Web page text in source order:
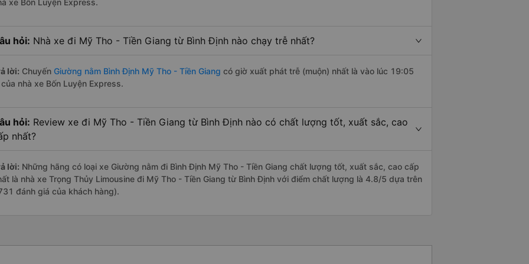
xe Bốn Luyện Express.
hỏi: Nhà xe đi Mỹ Tho - Tiền Giang từ Bình Định nào chạy trễ nhất?
lời: Chuyến Giường nằm Bình Định Mỹ Tho - Tiền Giang có giờ xuất phát trễ (muộn) nhất là vào lúc 19:05
của nhà xe Bốn Luyện Express.
hỏi: Review xe đi Mỹ Tho - Tiền Giang từ Bình Định nào có chất lượng tốt, xuất sắc, cao
nhất?
lời: Những hãng có loại xe Giường nằm đi Bình Định Mỹ Tho - Tiền Giang chất lượng tốt, xuất sắc, cao cấp
là nhà xe Trọng Thủy Limousine đi Mỹ Tho - Tiền Giang từ Bình Định với điểm chất lượng là 4.8/5 dựa trên
đánh giá của khách hàng).